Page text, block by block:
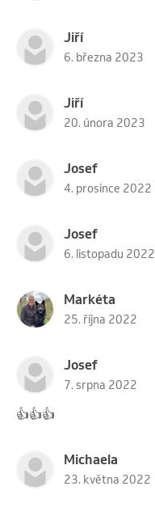
Jiří
6. března 2023
Jiří
20. února 2023
Josef
4. prosince 2022
Josef
6. listopadu 2022
Markéta
25. října 2022
Josef
7. srpna 2022
👍👍👍
Michaela
23. května 2022